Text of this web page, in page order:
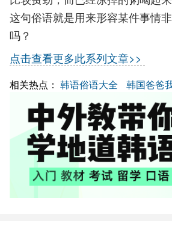
这句俗语就是用来形容某件事情
吗？
点击查看更多此系列文章>>
相关热点： 韩语俗语大全 韩国爸爸